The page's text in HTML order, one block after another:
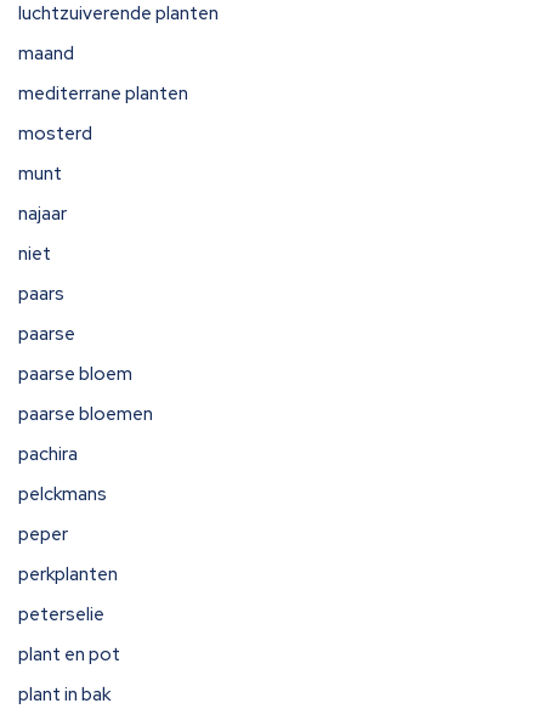
luchtzuiverende planten
maand
mediterrane planten
mosterd
munt
najaar
niet
paars
paarse
paarse bloem
paarse bloemen
pachira
pelckmans
peper
perkplanten
peterselie
plant en pot
plant in bak